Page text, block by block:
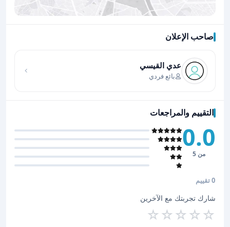
صاحب الإعلان
عدي القيسي
بائع فردي
التقييم والمراجعات
0.0
من 5
0 تقييم
شارك تجربتك مع الآخرين
☆
☆
☆
☆
☆